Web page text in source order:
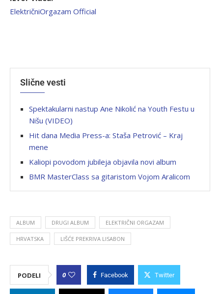
ElektričniOrgazam Official
Slične vesti
Spektakularni nastup Ane Nikolić na Youth Festu u
Nišu (VIDEO)
Hit dana Media Press-a: Staša Petrović – Kraj
mene
Kaliopi povodom jubileja objavila novi album
BMR MasterClass sa gitaristom Vojom Aralicom
ALBUM DRUGI ALBUM ELEKTRIČNI ORGAZAM
HRVATSKA LIŠĆE PREKRIVA LISABON
PODELI 0 Facebook Twitter